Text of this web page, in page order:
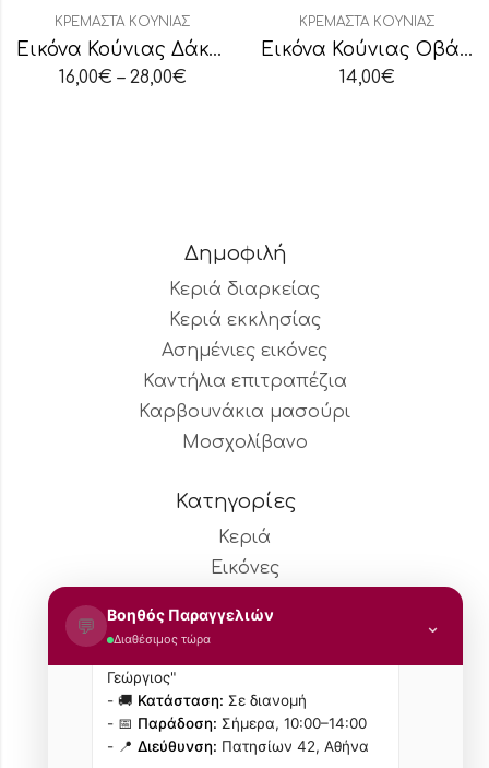
ΚΡΕΜΑΣΤΆ ΚΟΎΝΙΑΣ
Εικόνα Κούνιας Δάκρυ Φύλακας Άγγελος Ροζ
16,00€ – 28,00€
ΚΡΕΜΑΣΤΆ ΚΟΎΝΙΑΣ
Εικόνα Κούνιας Οβάλ Παναγία Γιάτρισσα
14,00€
Δημοφιλή
Κεριά διαρκείας
Κεριά εκκλησίας
Ασημένιες εικόνες
Καντήλια επιτραπέζια
Καρβουνάκια μασούρι
Μοσχολίβανο
Κατηγορίες
Κεριά
Εικόνες
Κορνίζες
Το κεράδικο
Σχετικά με εμάς
💬 Βοηθός Παραγγελιών
Διαθέσιμος τώρα
⌄
Γεια σας! 👋 Είμαι ο βοηθός
παραγγελιών του "Το Κεράδικο".
email ή αριθμό παραγγελίας και θα
Γεια, είμαι ο Γιάννης Παπαδόπουλος
Γιάννη, βρήκα την παραγγελία σου! 📦
Γεώργιος"
- 🚚 Κατάσταση: Σε διανομή
- 📅 Παράδοση: Σήμερα, 10:00–14:00
- 📍 Διεύθυνση: Πατησίων 42, Αθήνα